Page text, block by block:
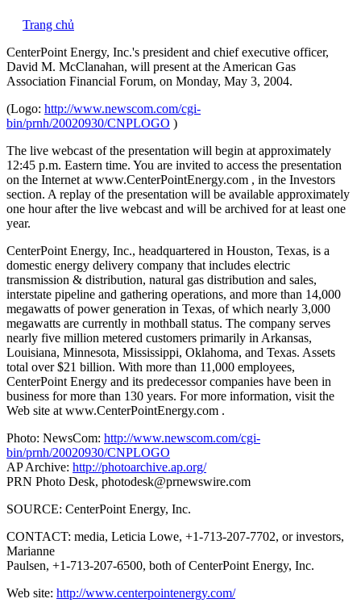
Trang chủ
CenterPoint Energy, Inc.'s president and chief executive officer,
David M. McClanahan, will present at the American Gas
Association Financial Forum, on Monday, May 3, 2004.
(Logo: http://www.newscom.com/cgi-
bin/prnh/20020930/CNPLOGO )
The live webcast of the presentation will begin at approximately
12:45 p.m. Eastern time. You are invited to access the presentation
on the Internet at www.CenterPointEnergy.com , in the Investors
section. A replay of the presentation will be available approximately
one hour after the live webcast and will be archived for at least one
year.
CenterPoint Energy, Inc., headquartered in Houston, Texas, is a
domestic energy delivery company that includes electric
transmission & distribution, natural gas distribution and sales,
interstate pipeline and gathering operations, and more than 14,000
megawatts of power generation in Texas, of which nearly 3,000
megawatts are currently in mothball status. The company serves
nearly five million metered customers primarily in Arkansas,
Louisiana, Minnesota, Mississippi, Oklahoma, and Texas. Assets
total over $21 billion. With more than 11,000 employees,
CenterPoint Energy and its predecessor companies have been in
business for more than 130 years. For more information, visit the
Web site at www.CenterPointEnergy.com .
Photo: NewsCom: http://www.newscom.com/cgi-
bin/prnh/20020930/CNPLOGO
AP Archive: http://photoarchive.ap.org/
PRN Photo Desk, photodesk@prnewswire.com
SOURCE: CenterPoint Energy, Inc.
CONTACT: media, Leticia Lowe, +1-713-207-7702, or investors,
Marianne
Paulsen, +1-713-207-6500, both of CenterPoint Energy, Inc.
Web site: http://www.centerpointenergy.com/